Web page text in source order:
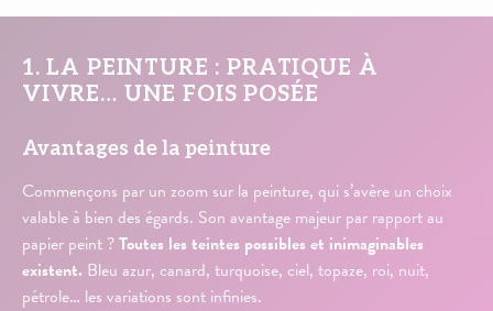
1. LA PEINTURE : PRATIQUE À
VIVRE… UNE FOIS POSÉE
Avantages de la peinture
Commençons par un zoom sur la peinture, qui s’avère un choix
valable à bien des égards. Son avantage majeur par rapport au
papier peint ?Toutes les teintes possibles et inimaginables
existent. Bleu azur, canard, turquoise, ciel, topaze, roi, nuit,
pétrole… les variations sont infinies.